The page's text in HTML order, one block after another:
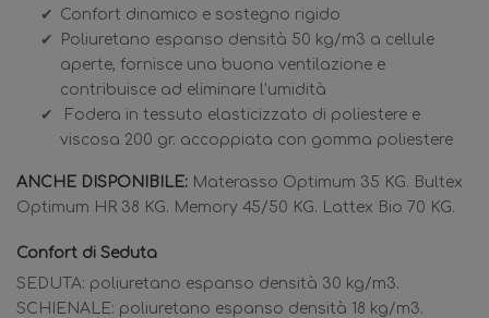
Confort dinamico e sostegno rigido
Poliuretano espanso densità 50 kg/m3 a cellule
aperte, fornisce una buona ventilazione e
contribuisce ad eliminare l’umidità
Fodera in tessuto elasticizzato di poliestere e
viscosa 200 gr. accoppiata con gomma poliestere
ANCHE DISPONIBILE: Materasso Optimum 35 KG. Bultex
Optimum HR 38 KG. Memory 45/50 KG. Lattex Bio 70 KG.
Confort di Seduta
SEDUTA: poliuretano espanso densità 30 kg/m3.
SCHIENALE: poliuretano espanso densità 18 kg/m3.